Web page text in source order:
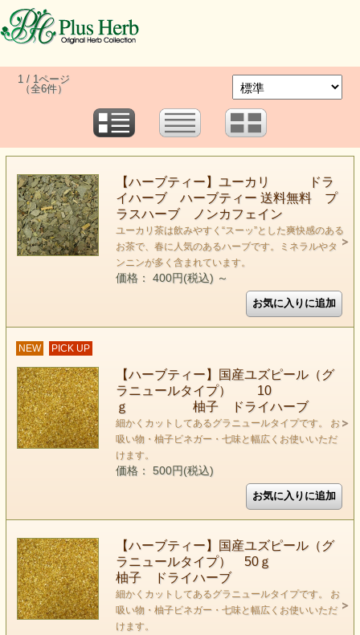
1 / 1ページ
（全6件）
【ハーブティー】ユーカリ ドラ
イハーブ ハーブティー 送料無料 プ
ラスハーブ ノンカフェイン
ユーカリ茶は飲みやすく“スーッ”とした爽快感のある
お茶で、春に人気のあるハーブです。ミネラルやタ
ンニンが多く含まれています。
価格： 400円(税込) ～
NEW PICK UP
【ハーブティー】国産ユズピール（グ
ラニュールタイプ） 10
ｇ 柚子 ドライハーブ
細かくカットしてあるグラニュールタイプです。 お
吸い物・柚子ビネガー・七味と幅広くお使いいただ
けます。
価格： 500円(税込)
【ハーブティー】国産ユズピール（グ
ラニュールタイプ） 50ｇ
柚子 ドライハーブ
細かくカットしてあるグラニュールタイプです。 お
吸い物・柚子ビネガー・七味と幅広くお使いいただ
けます。